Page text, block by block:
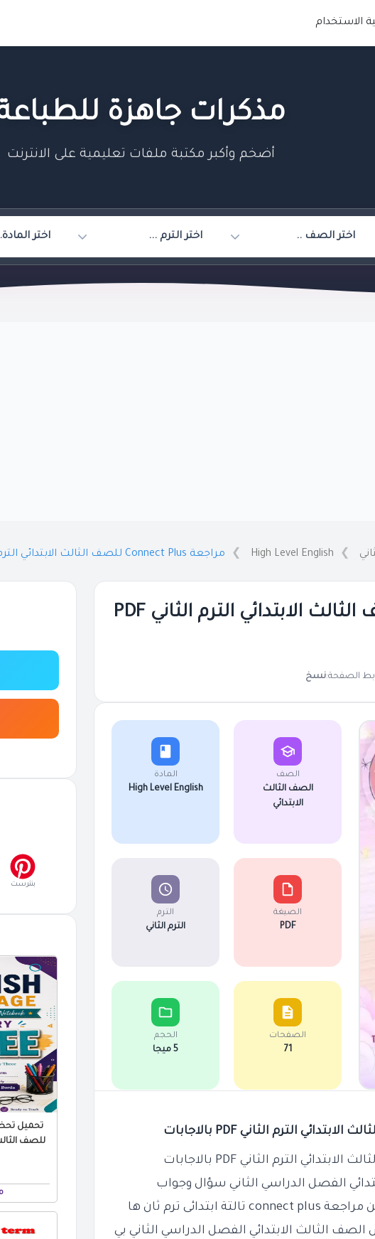
الاستخدام
مذكرات جاهزة
أضخم وأكبر مكتبة ملفات تعليمية على الانترنت
High Level English مراجعة Connect Plus للصف الثالث الابتدائي الترم الثاني PDF بالاجابات
مراجعة Connect Plus للصف الثالث الابتدائي الترم الثاني PDF
الصفحة:نسخ
الصف
الصف الثالث
الابتدائي
المادة
High Level English
الصيغة
PDF
الترم
الترم الثاني
الصفحات
71
الحجم
5 ميجا
الفصل الدراسي الثاني سؤال وجواب
مراجعة connect plus تالتة ابتدائى ترم ثان ها
الصف الثالث الابتدائي الفصل الدراسي الثاني بي
بنترست
تحميل